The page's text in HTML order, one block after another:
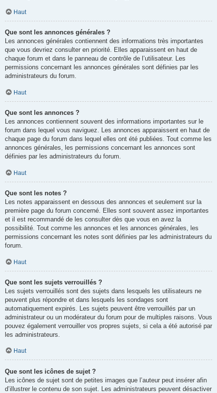
Haut
Que sont les annonces générales ?
Les annonces générales contiennent des informations très importantes
que vous devriez consulter en priorité. Elles apparaissent en haut de
chaque forum et dans le panneau de contrôle de l’utilisateur. Les
permissions concernant les annonces générales sont définies par les
administrateurs du forum.
Haut
Que sont les annonces ?
Les annonces contiennent souvent des informations importantes sur le
forum dans lequel vous naviguez. Les annonces apparaissent en haut de
chaque page du forum dans lequel elles ont été publiées. Tout comme les
annonces générales, les permissions concernant les annonces sont
définies par les administrateurs du forum.
Haut
Que sont les notes ?
Les notes apparaissent en dessous des annonces et seulement sur la
première page du forum concerné. Elles sont souvent assez importantes
et il est recommandé de les consulter dès que vous en avez la
possibilité. Tout comme les annonces et les annonces générales, les
permissions concernant les notes sont définies par les administrateurs du
forum.
Haut
Que sont les sujets verrouillés ?
Les sujets verrouillés sont des sujets dans lesquels les utilisateurs ne
peuvent plus répondre et dans lesquels les sondages sont
automatiquement expirés. Les sujets peuvent être verrouillés par un
administrateur ou un modérateur du forum pour de multiples raisons. Vous
pouvez également verrouiller vos propres sujets, si cela a été autorisé par
les administrateurs.
Haut
Que sont les icônes de sujet ?
Les icônes de sujet sont de petites images que l’auteur peut insérer afin
d’illustrer le contenu de son sujet. Les administrateurs peuvent désactiver